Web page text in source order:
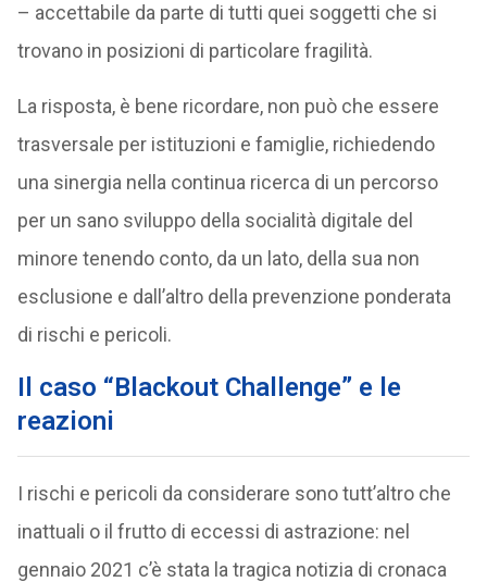
– accettabile da parte di tutti quei soggetti che si
trovano in posizioni di particolare fragilità.
La risposta, è bene ricordare, non può che essere
trasversale per istituzioni e famiglie, richiedendo
una sinergia nella continua ricerca di un percorso
per un sano sviluppo della socialità digitale del
minore tenendo conto, da un lato, della sua non
esclusione e dall’altro della prevenzione ponderata
di rischi e pericoli.
Il caso “Blackout Challenge” e le
reazioni
I rischi e pericoli da considerare sono tutt’altro che
inattuali o il frutto di eccessi di astrazione: nel
gennaio 2021 c’è stata la tragica notizia di cronaca